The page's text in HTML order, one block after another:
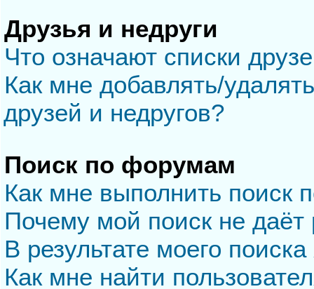
Друзья и недруги
Что означают списки
Как мне добавлять/
друзей и недругов?
Поиск по форумам
Как мне выполнить
Почему мой поиск не даёт
В результате моего
Как мне найти